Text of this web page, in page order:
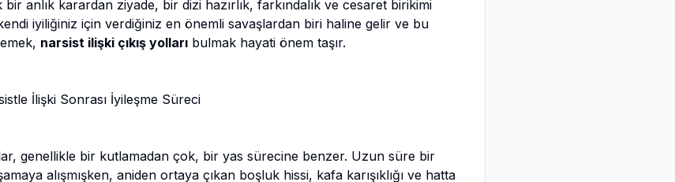
bir anlık karardan ziyade, bir dizi hazırlık, farkındalık ve cesaret birikimi
iyiliğiniz için verdiğiniz en önemli savaşlardan biri haline gelir ve bu
narsist ilişki çıkış yolları bulmak hayati önem taşır.
İlişki Sonrası İyileşme Süreci
genellikle bir kutlamadan çok, bir yas sürecine benzer. Uzun süre bir
alışmışken, aniden ortaya çıkan boşluk hissi, kafa karışıklığı ve hatta